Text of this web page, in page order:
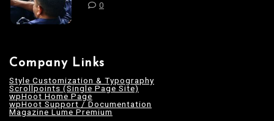
0
Company Links
Style Customization & Typography
Scrollpoints (Single Page Site)
wpHoot Home Page
wpHoot Support / Documentation
Magazine Lume Premium